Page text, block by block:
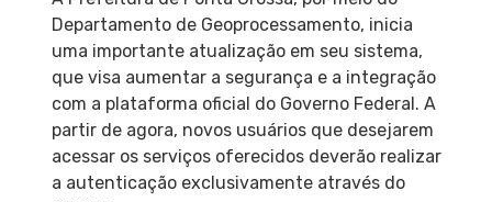
Departamento de Geoprocessamento, inicia
uma importante atualização em seu sistema,
que visa aumentar a segurança e a integração
com a plataforma oficial do Governo Federal. A
partir de agora, novos usuários que desejarem
acessar os serviços oferecidos deverão realizar
a autenticação exclusivamente através do